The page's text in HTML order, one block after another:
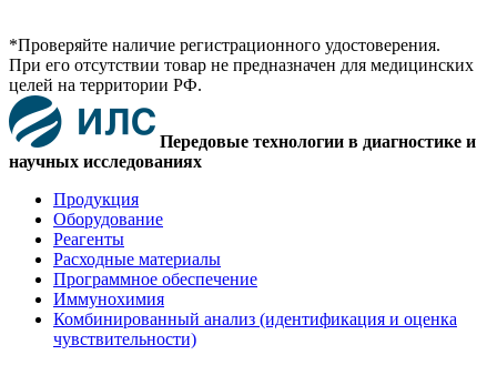
*Проверяйте наличие регистрационного удостоверения.
При его отсутствии товар не предназначен для медицинских
целей на территории РФ.
Передовые технологии в диагностике и
научных исследованиях
Продукция
Оборудование
Реагенты
Расходные материалы
Программное обеспечение
Иммунохимия
Комбинированный анализ (идентификация и оценка
чувствительности)